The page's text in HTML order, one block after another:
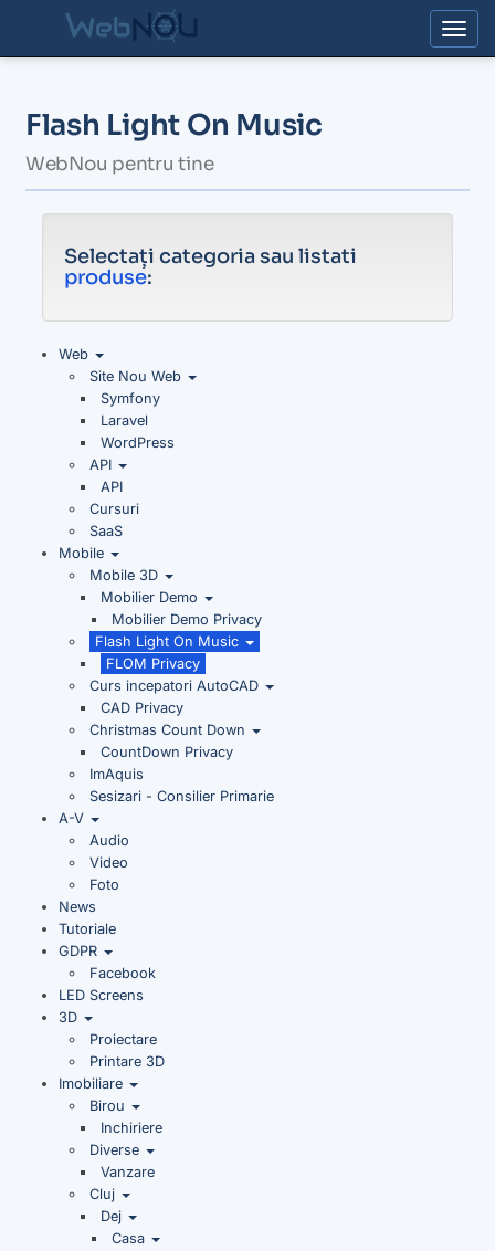
Flash Light On Music
WebNou pentru tine
Selectați categoria sau listati
produse:
Web
Site Nou Web
Symfony
Laravel
WordPress
API
API
Cursuri
SaaS
Mobile
Mobile 3D
Mobilier Demo
Mobilier Demo Privacy
Flash Light On Music
FLOM Privacy
Curs incepatori AutoCAD
CAD Privacy
Christmas Count Down
CountDown Privacy
ImAquis
Sesizari - Consilier Primarie
A-V
Audio
Video
Foto
News
Tutoriale
GDPR
Facebook
LED Screens
3D
Proiectare
Printare 3D
Imobiliare
Birou
Inchiriere
Diverse
Vanzare
Cluj
Dej
Casa